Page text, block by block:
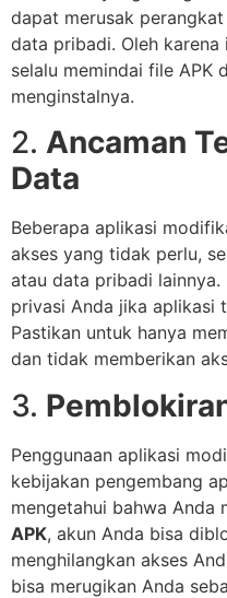
dapat merusak
data pribadi. Oleh
selalu memindai file APK
menginstalnya.
2. Ancaman
Data
Beberapa aplikasi
akses yang tidak perlu,
atau data pribadi lainnya.
privasi Anda jika aplikasi
Pastikan untuk hanya
dan tidak memberikan
3.
Penggunaan aplikasi
kebijakan pengembang
mengetahui bahwa Anda
APK, akun Anda bisa
menghilangkan akses
bisa merugikan Anda